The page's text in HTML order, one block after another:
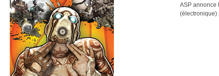
ASP annonce
(électronique)